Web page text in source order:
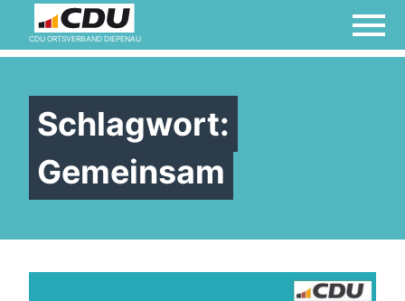
CDU ORTSVERBAND DIEPENAU
Schlagwort:
Gemeinsam